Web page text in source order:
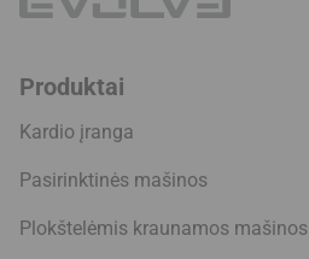
Produktai
Kardio įranga
Pasirinktinės mašinos
Plokštelėmis kraunamos mašinos